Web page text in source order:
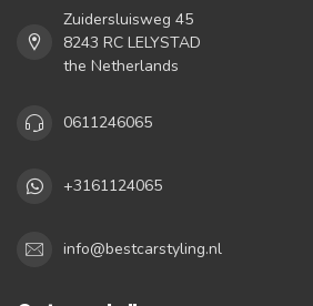
Zuidersluisweg 45
8243 RC LELYSTAD
the Netherlands
0611246065
+3161124065
info@bestcarstyling.nl